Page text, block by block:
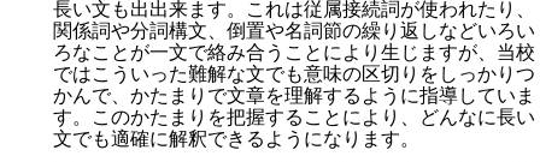
長い文も出出来ます。これは従属接続詞が使われたり、
関係詞や分詞構文、倒置や名詞節の繰り返しなどいろい
ろなことが一文で絡み合うことにより生じますが、当校
ではこういった難解な文でも意味の区切りをしっかりつ
かんで、かたまりで文章を理解するように指導していま
す。このかたまりを把握することにより、どんなに長い
文でも適確に解釈できるようになります。